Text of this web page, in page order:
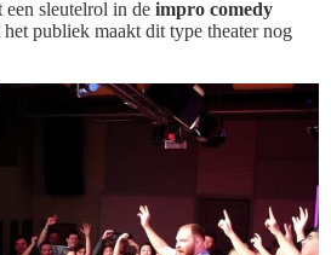
sleutelrol in de impro comedy
het publiek maakt dit type theater nog